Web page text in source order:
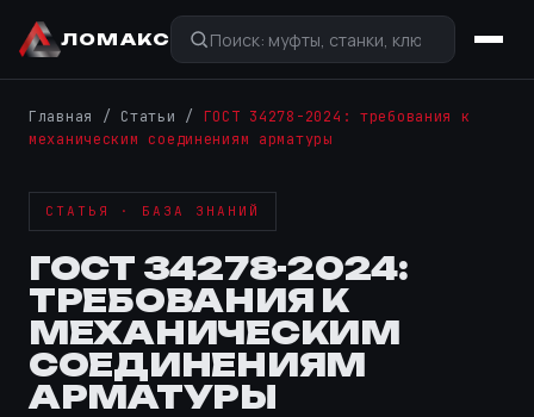
ЛОМАКС
Главная / Статьи / ГОСТ 34278-2024: требования к
механическим соединениям арматуры
СТАТЬЯ · БАЗА ЗНАНИЙ
ГОСТ 34278-2024:
ТРЕБОВАНИЯ К
МЕХАНИЧЕСКИМ
СОЕДИНЕНИЯМ
АРМАТУРЫ